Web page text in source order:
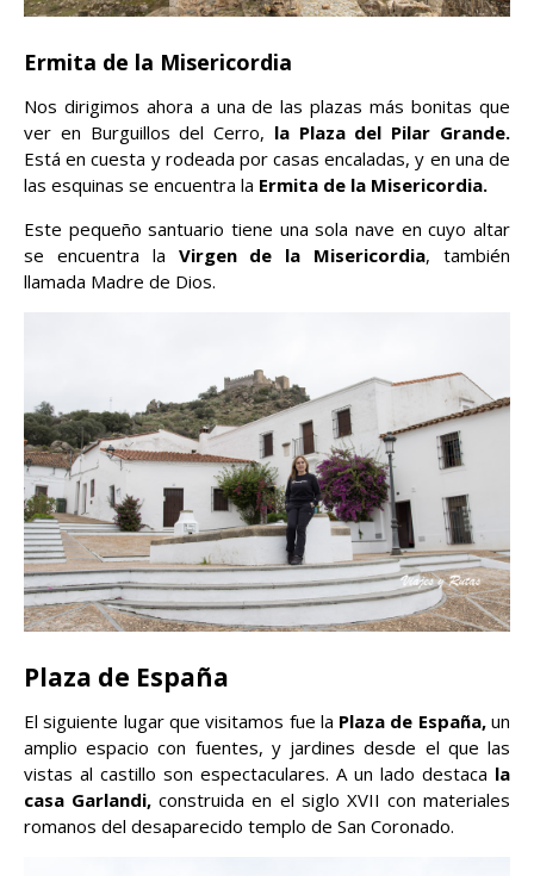
Ermita de la Misericordia
Nos dirigimos ahora a una de las plazas más bonitas que
ver en Burguillos del Cerro, la Plaza del Pilar Grande.
Está en cuesta y rodeada por casas encaladas, y en una de
las esquinas se encuentra la Ermita de la Misericordia.
Este pequeño santuario tiene una sola nave en cuyo altar
se encuentra la Virgen de la Misericordia, también
llamada Madre de Dios.
Plaza de España
El siguiente lugar que visitamos fue la Plaza de España,un
amplio espacio con fuentes, y jardines desde el que las
vistas al castillo son espectaculares. A un lado destaca la
casa Garlandi,construida en el siglo XVII con materiales
romanos del desaparecido templo de San Coronado.